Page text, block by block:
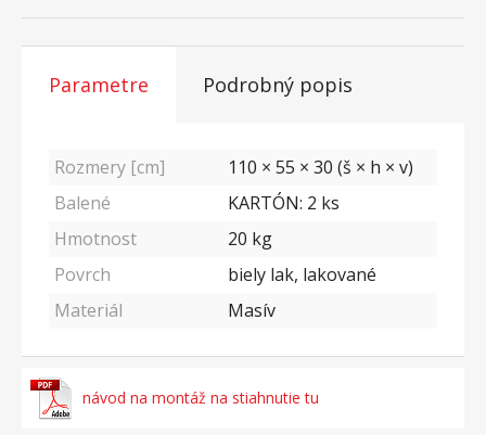
Parametre Podrobný popis
Rozmery [cm]
110 × 55 × 30 (š × h × v)
Balené
KARTÓN: 2 ks
Hmotnost
20 kg
Povrch
biely lak, lakované
Materiál
Masív
návod na montáž na stiahnutie tu